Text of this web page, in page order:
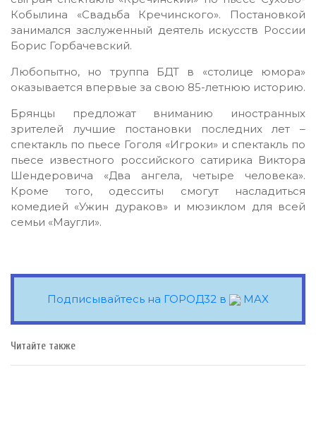
Кобылина «Свадьба Кречинского». Постановкой
занимался заслуженный деятель искусств России
Борис Горбачевский.
Любопытно, но труппа БДТ в «столице юмора»
оказывается впервые за свою 85-летнюю историю.
Брянцы предложат вниманию иностранных
зрителей лучшие постановки последних лет –
спектакль по пьесе Гоголя «Игроки» и спектакль по
пьесе известного российского сатирика Виктора
Шендеровича «Два ангела, четыре человека».
Кроме того, одесситы смогут насладиться
комедией «Ужин дураков» и мюзиклом для всей
семьи «Маугли».
Подписывайтесь на ГОРОД32 в MAX
Читайте также